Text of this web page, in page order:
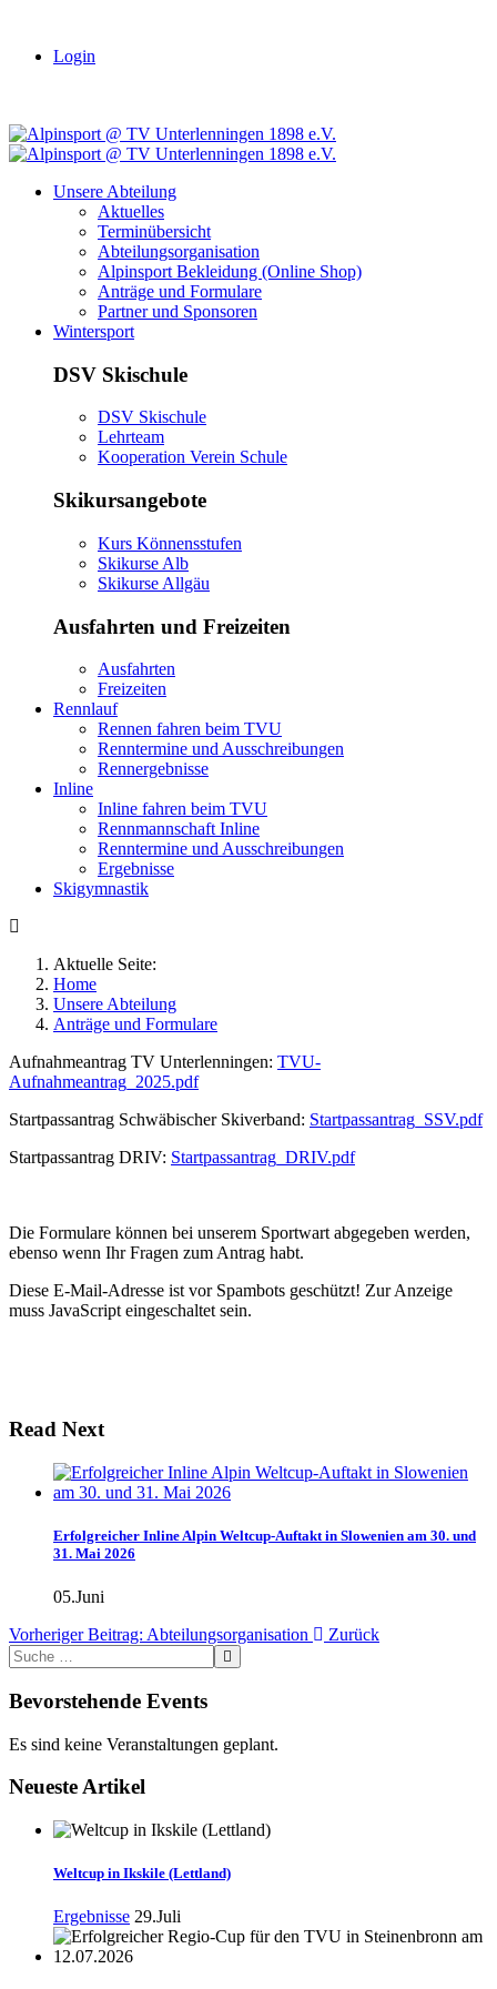
Login
Unsere Abteilung
Aktuelles
Terminübersicht
Abteilungsorganisation
Alpinsport Bekleidung (Online Shop)
Anträge und Formulare
Partner und Sponsoren
Wintersport
DSV Skischule
DSV Skischule
Lehrteam
Kooperation Verein Schule
Skikursangebote
Kurs Könnensstufen
Skikurse Alb
Skikurse Allgäu
Ausfahrten und Freizeiten
Ausfahrten
Freizeiten
Rennlauf
Rennen fahren beim TVU
Renntermine und Ausschreibungen
Rennergebnisse
Inline
Inline fahren beim TVU
Rennmannschaft Inline
Renntermine und Ausschreibungen
Ergebnisse
Skigymnastik
Aktuelle Seite:
Home
Unsere Abteilung
Anträge und Formulare
Aufnahmeantrag TV Unterlenningen: TVU-
Aufnahmeantrag_2025.pdf
Startpassantrag Schwäbischer Skiverband: Startpassantrag_SSV.pdf
Startpassantrag DRIV: Startpassantrag_DRIV.pdf
Die Formulare können bei unserem Sportwart abgegeben werden,
ebenso wenn Ihr Fragen zum Antrag habt.
Diese E-Mail-Adresse ist vor Spambots geschützt! Zur Anzeige
muss JavaScript eingeschaltet sein.
Read Next
Erfolgreicher Inline Alpin Weltcup-Auftakt in Slowenien am 30. und
31. Mai 2026
05.Juni
Vorheriger Beitrag: Abteilungsorganisation
Zurück
Bevorstehende Events
Es sind keine Veranstaltungen geplant.
Neueste Artikel
Weltcup in Ikskile (Lettland)
Ergebnisse 29.Juli